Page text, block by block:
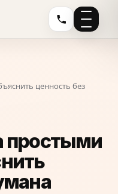
ценность без
простыми